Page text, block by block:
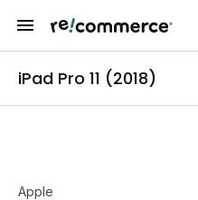
iPad Pro 11 (2018)
Apple